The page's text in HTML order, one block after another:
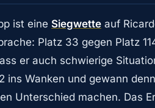
ist eine Siegwette auf
Platz 33 gegen Platz
er auch schwierige
ins Wanken und gewann
Unterschied machen. Das